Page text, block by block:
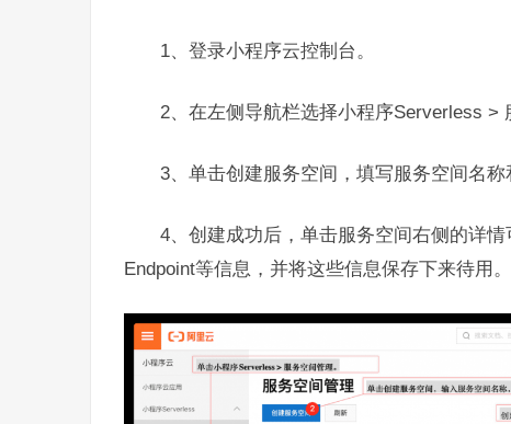
1、登录小程序云控制台。
2、在左侧导航栏选择小程序Serverless >
3、单击创建服务空间，填写服务空间名称
4、创建成功后，单击服务空间右侧的详
Endpoint等信息，并将这些信息保存下来待用。